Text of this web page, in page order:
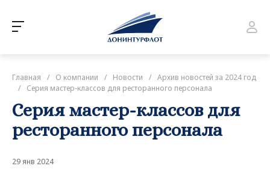
Главная / О компании / Новости / Архив новостей за 2024 год
/
Серия мастер-классов для ресторанного персонала
Серия мастер-классов для
ресторанного персонала
29 янв 2024